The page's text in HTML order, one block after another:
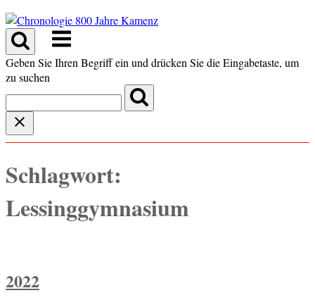
Skip
to
content
Menu
Geben Sie Ihren Begriff ein und drücken Sie die Eingabetaste, um
zu suchen
Schlagwort:
Lessinggymnasium
2022